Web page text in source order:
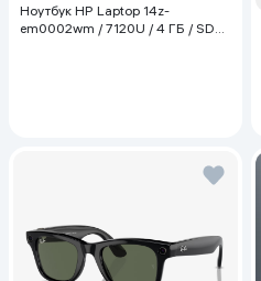
Ноутбук HP Laptop 14z-
em0002wm / 7120U / 4 ГБ / SDD